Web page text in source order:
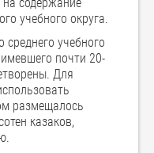
учебного округа.
среднего учебного
почти 20-
Для
размещалось
казаков,